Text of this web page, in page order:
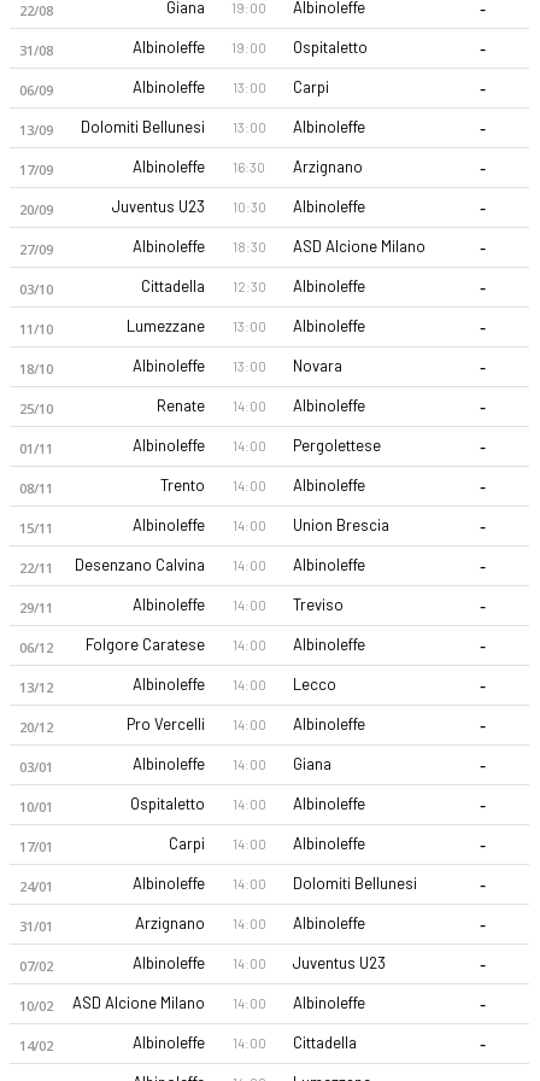
Albinoleffe 26-27 sezonu | Serie C, Grup A'de 1. sırada, 0
22/08 Giana 19:00 Albinoleffe -
31/08 Albinoleffe 19:00 Ospitaletto -
06/09 Albinoleffe 13:00 Carpi -
13/09 Dolomiti Bellunesi 13:00 Albinoleffe -
17/09 Albinoleffe 16:30 Arzignano -
20/09 Juventus U23 10:30 Albinoleffe -
27/09 Albinoleffe 18:30 ASD Alcione Milano -
03/10 Cittadella 12:30 Albinoleffe -
11/10 Lumezzane 13:00 Albinoleffe -
18/10 Albinoleffe 13:00 Novara -
25/10 Renate 14:00 Albinoleffe -
01/11 Albinoleffe 14:00 Pergolettese -
08/11 Trento 14:00 Albinoleffe -
15/11 Albinoleffe 14:00 Union Brescia -
22/11 Desenzano Calvina 14:00 Albinoleffe -
29/11 Albinoleffe 14:00 Treviso -
06/12 Folgore Caratese 14:00 Albinoleffe -
13/12 Albinoleffe 14:00 Lecco -
20/12 Pro Vercelli 14:00 Albinoleffe -
03/01 Albinoleffe 14:00 Giana -
10/01 Ospitaletto 14:00 Albinoleffe -
17/01 Carpi 14:00 Albinoleffe -
24/01 Albinoleffe 14:00 Dolomiti Bellunesi -
31/01 Arzignano 14:00 Albinoleffe -
07/02 Albinoleffe 14:00 Juventus U23 -
10/02 ASD Alcione Milano 14:00 Albinoleffe -
14/02 Albinoleffe 14:00 Cittadella -